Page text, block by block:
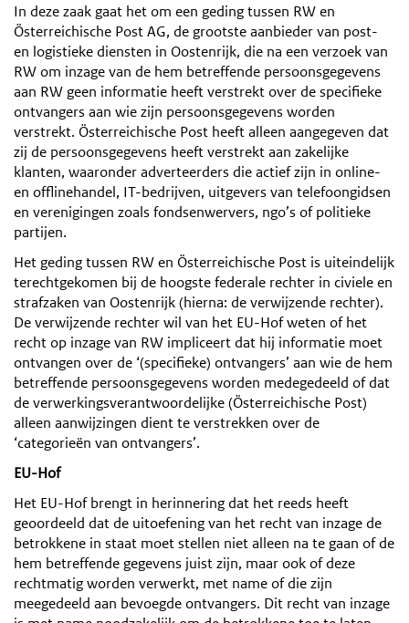
In deze zaak gaat het om een geding tussen RW en
Österreichische Post AG, de grootste aanbieder van post-
en logistieke diensten in Oostenrijk, die na een verzoek van
RW om inzage van de hem betreffende persoonsgegevens
aan RW geen informatie heeft verstrekt over de specifieke
ontvangers aan wie zijn persoonsgegevens worden
verstrekt. Österreichische Post heeft alleen aangegeven dat
zij de persoonsgegevens heeft verstrekt aan zakelijke
klanten, waaronder adverteerders die actief zijn in online-
en offlinehandel, IT-bedrijven, uitgevers van telefoongidsen
en verenigingen zoals fondsenwervers, ngo’s of politieke
partijen.
Het geding tussen RW en Österreichische Post is uiteindelijk
terechtgekomen bij de hoogste federale rechter in civiele en
strafzaken van Oostenrijk (hierna: de verwijzende rechter).
De verwijzende rechter wil van het EU-Hof weten of het
recht op inzage van RW impliceert dat hij informatie moet
ontvangen over de ‘(specifieke) ontvangers’ aan wie de hem
betreffende persoonsgegevens worden medegedeeld of dat
de verwerkingsverantwoordelijke (Österreichische Post)
alleen aanwijzingen dient te verstrekken over de
‘categorieën van ontvangers’.
EU-Hof
Het EU-Hof brengt in herinnering dat het reeds heeft
geoordeeld dat de uitoefening van het recht van inzage de
betrokkene in staat moet stellen niet alleen na te gaan of de
hem betreffende gegevens juist zijn, maar ook of deze
rechtmatig worden verwerkt, met name of die zijn
meegedeeld aan bevoegde ontvangers. Dit recht van inzage